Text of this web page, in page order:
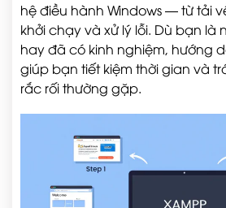
hệ điều hành Windows — từ tải
khởi chạy và xử lý lỗi. Dù bạn là
hay đã có kinh nghiệm, hướng
giúp bạn tiết kiệm thời gian và
rắc rối thường gặp.